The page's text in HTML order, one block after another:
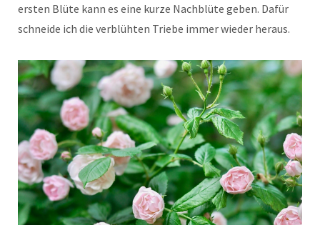
ersten Blüte kann es eine kurze Nachblüte geben. Dafür
schneide ich die verblühten Triebe immer wieder heraus.